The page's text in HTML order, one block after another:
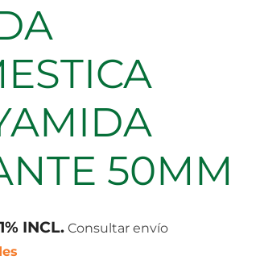
50MM
INCL. Consultar envío